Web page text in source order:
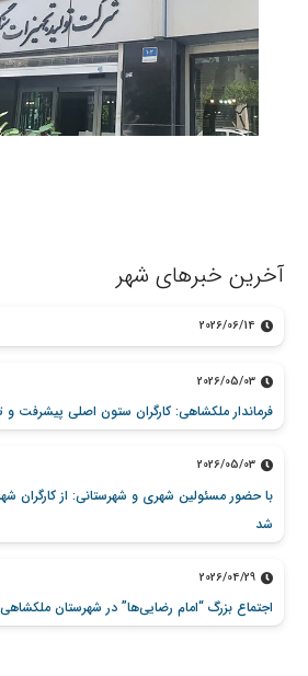
آخرین خبرهای شهر
2026/06/14
2026/05/03
فرماندار ملکشاهی: کارگران ستون اصلی پیشرفت
2026/05/03
با حضور مسئولین شهری و شهرستانی: از کارگران
شد
2026/04/29
اجتماع بزرگ “امام رضایی‌ها” در شهرستان ملکشاهی